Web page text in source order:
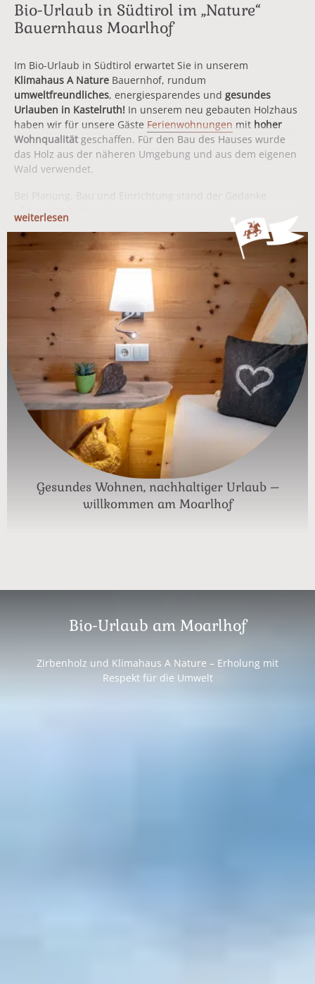
Gesundes Wohnen, nachhaltiger Urlaub –
willkommen am Moarlhof
Bio-Urlaub in Südtirol im „Nature“
Bauernhaus Moarlhof
Im Bio-Urlaub in Südtirol erwartet Sie in unserem
Klimahaus A Nature Bauernhof, rundum
umweltfreundliches, energiesparendes und gesundes
Urlauben in Kastelruth! In unserem neu gebauten Holzhaus
haben wir für unsere Gäste Ferienwohnungen mit hoher
Wohnqualität geschaffen. Für den Bau des Hauses wurde
das Holz aus der näheren Umgebung und aus dem eigenen
Wald verwendet.
Bei Planung, Bau und Einrichtung stand der Gedanke
Gesundes Wohnen
Ferienwohnungen sind mit
natürlichen Materialen
ausgestattet. Alle Möbel sind mitMassivholz
, größtenteils
gefertigt. Die positiven Eigenschaften der
Zirbe steigern das Wohlbefinden und die Lebensfreude,
wirken wohltuend auf die
Gesundheit
und sind besonders
Allergiker empfehlenswert Gesunder Schlaf
und ein
positives Wohngefühlsorgen für eine tiefergehende und
langanhaltende Erholung im Urlaub.
weiterlesen
Bio-Urlaub am Moarlhof
Zirbenholz und Klimahaus A Nature – Erholung mit
Respekt für die Umwelt